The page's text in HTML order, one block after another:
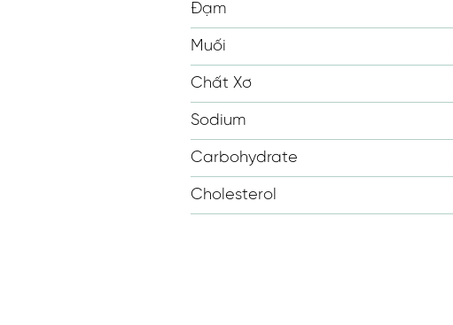
Đạm
Muối
Chất Xơ
Sodium
Carbohydrate
Cholesterol